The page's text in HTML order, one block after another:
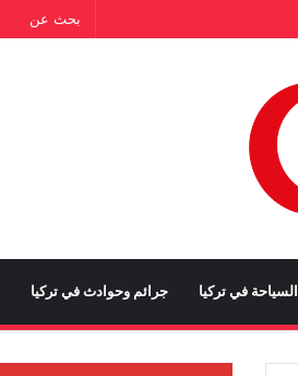
السياحة في تركيا جرائم وحوادث في تركيا